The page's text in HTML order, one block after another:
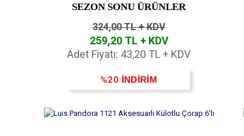
SEZON SONU ÜRÜNLER
324,00 TL + KDV
259,20 TL + KDV
Adet Fiyatı: 43,20 TL + KDV
%20 İNDİRİM